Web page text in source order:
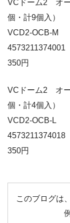
VCドーム2 オ
個・計9個入）
VCD2-OCB-M
4573211374001
350円
VCドーム2 オ
個・計4個入）
VCD2-OCB-L
4573211374018
350円
このブログは